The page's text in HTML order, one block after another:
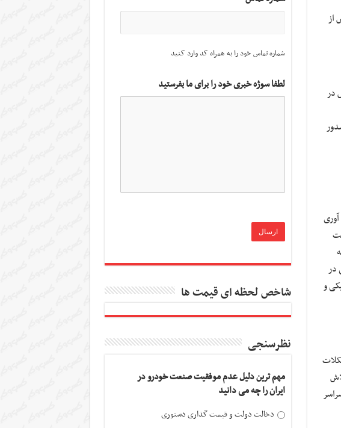
از
در
جمع آوری
در
و
شماره تماس خود را به همراه کد وارد کنید
لطفا سوژه خبری خود را برای ما بفرستید
شاخص لحظه ای قیمت ها
نظرسنجی
مهم ترین دلیل عدم موفقیت صنعت خودرو در
ایران را چه می دانید
دخالت دولت و قیمت گذاری دستوری